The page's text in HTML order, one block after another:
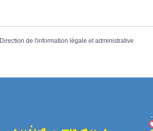
Direction de l'information légale et administrative